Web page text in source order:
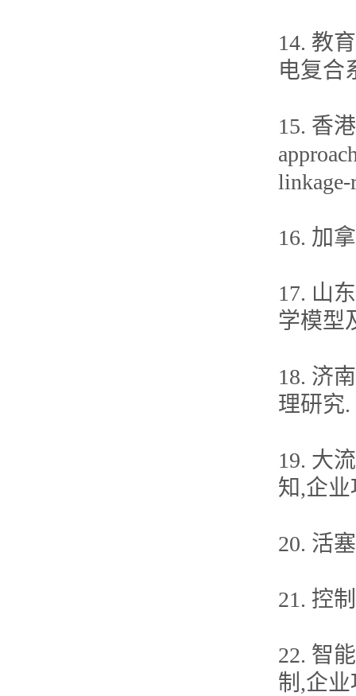
14. 教
电复合
15. 香
linkage-
16. 加
17. 山
学模型
18. 济
理研究
19. 大
知,企
20. 活
21. 控
22. 智
制,企